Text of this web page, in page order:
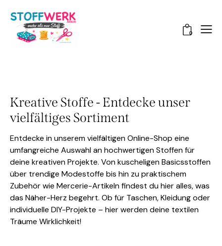
0
Kreative Stoffe - Entdecke unser
vielfältiges Sortiment
Entdecke in unserem vielfältigen Online-Shop eine
umfangreiche Auswahl an hochwertigen Stoffen für
deine kreativen Projekte. Von kuscheligen Basicsstoffen
über trendige Modestoffe bis hin zu praktischem
Zubehör wie Mercerie-Artikeln findest du hier alles, was
das Näher-Herz begehrt. Ob für Taschen, Kleidung oder
individuelle DIY-Projekte – hier werden deine textilen
Träume Wirklichkeit!